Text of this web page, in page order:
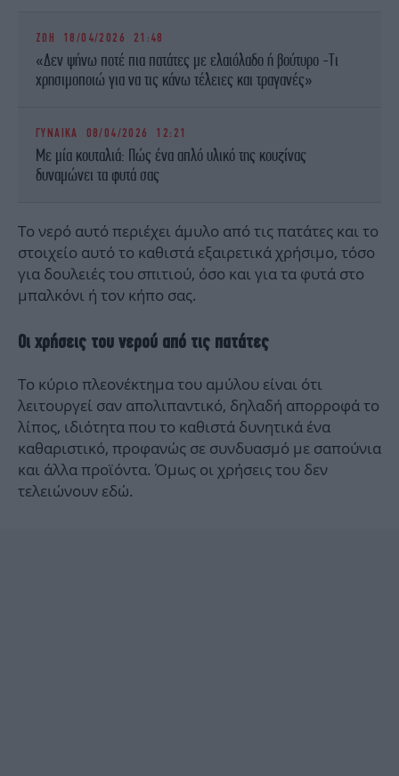
ΖΩΗ 18/04/2026 21:48
«Δεν ψήνω ποτέ πια πατάτες με ελαιόλαδο ή βούτυρο -Τι
χρησιμοποιώ για να τις κάνω τέλειες και τραγανές»
ΓΥΝΑΙΚΑ 08/04/2026 12:21
Με μία κουταλιά: Πώς ένα απλό υλικό της κουζίνας
δυναμώνει τα φυτά σας
Το νερό αυτό περιέχει άμυλο από τις πατάτες και το
στοιχείο αυτό το καθιστά εξαιρετικά χρήσιμο, τόσο
για δουλειές του σπιτιού, όσο και για τα φυτά στο
μπαλκόνι ή τον κήπο σας.
Οι χρήσεις του νερού από τις πατάτες
Το κύριο πλεονέκτημα του αμύλου είναι ότι
λειτουργεί σαν απολιπαντικό, δηλαδή απορροφά το
λίπος, ιδιότητα που το καθιστά δυνητικά ένα
καθαριστικό, προφανώς σε συνδυασμό με σαπούνια
και άλλα προϊόντα. Όμως οι χρήσεις του δεν
τελειώνουν εδώ.